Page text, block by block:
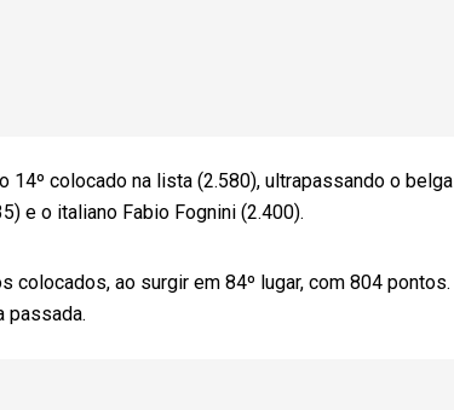
colocado na lista (2.580), ultrapassando o belga
e o italiano Fabio Fognini (2.400).
ao surgir em 84º lugar, com 804 pontos.
passada.